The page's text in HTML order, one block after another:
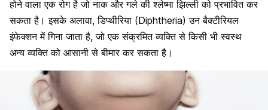
होने वाला एक रोग है जो नाक और गले की श्लेष्मा झिल्ली को प्रभावित कर
सकता है। इसके अलावा, डिप्थीरिया (Diphtheria) उन बैक्टीरियल
इंफेक्शन में गिना जाता है, जो एक संक्रमित व्यक्ति से किसी भी स्वस्थ
अन्य व्यक्ति को आसानी से बीमार कर सकता है।